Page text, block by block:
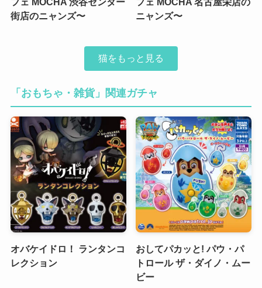
街店のニャンズ〜
ニャンズ〜
猫をもっと見る
「おもちゃ・雑貨」関連ガチャ
オバケイドロ！ ランタンコ
レクション
おしてパカッと! パウ・パ
トロール ザ・ダイノ・ムー
ビー